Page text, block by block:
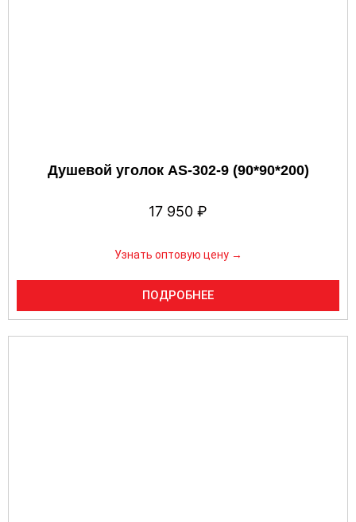
Душевой уголок AS-302-9 (90*90*200)
17 950 ₽
Узнать оптовую цену →
ПОДРОБНЕЕ